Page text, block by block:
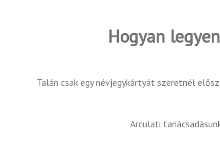
Hogyan
Talán csak egy névjegykártyát szeretnél
Arculati